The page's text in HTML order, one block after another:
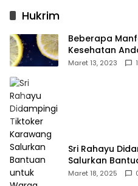
Hukrim
Beberapa
Kesehatan
Maret 13, 2023 1
Sri Rahayu
Salurkan
Kampek Desa
Maret 18, 2025